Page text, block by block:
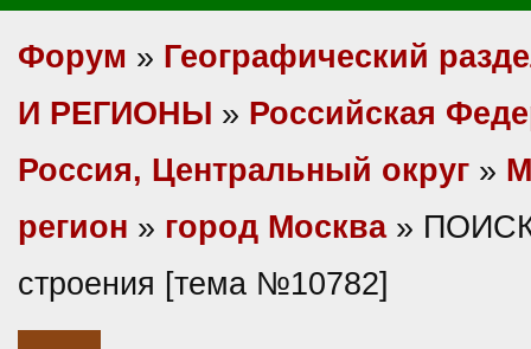
Форум » Географический
И РЕГИОНЫ » Российская
Россия, Центральный округ »
регион » город Москва» ПОИСК
строения [тема №10782]